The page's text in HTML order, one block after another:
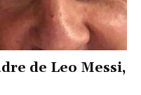
de Leo Messi,